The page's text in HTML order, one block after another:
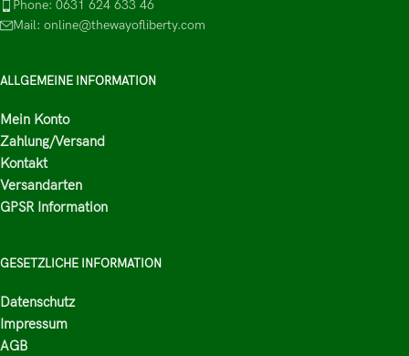
Phone: 0631 624 633 46
Mail: online@thewayofliberty.com
ALLGEMEINE INFORMATION
Mein Konto
Zahlung/Versand
Kontakt
Versandarten
GPSR Information
GESETZLICHE INFORMATION
Datenschutz
Impressum
AGB